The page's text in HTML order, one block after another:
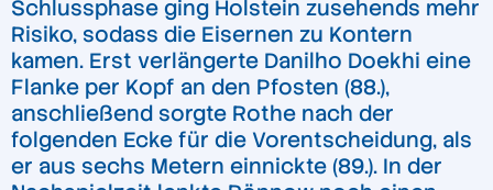
Schlussphase ging Holstein zusehends mehr
Risiko, sodass die Eisernen zu Kontern
kamen. Erst verlängerte Danilho Doekhi eine
Flanke per Kopf an den Pfosten (88.),
anschließend sorgte Rothe nach der
folgenden Ecke für die Vorentscheidung, als
er aus sechs Metern einnickte (89.). In der